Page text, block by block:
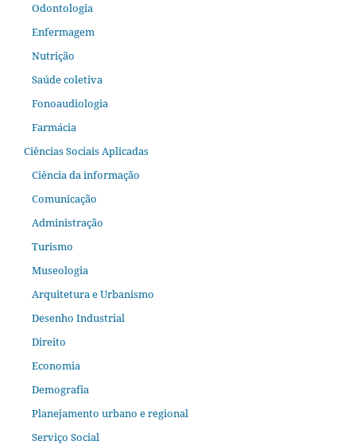
Odontologia
Enfermagem
Nutrição
Saúde coletiva
Fonoaudiologia
Farmácia
Ciências Sociais Aplicadas
Ciência da informação
Comunicação
Administração
Turismo
Museologia
Arquitetura e Urbanismo
Desenho Industrial
Direito
Economia
Demografia
Planejamento urbano e regional
Serviço Social